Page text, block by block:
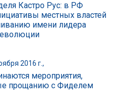
Кастро Рус: в РФ
местных властей
имени лидера
2016 г.,
мероприятия,
прощанию с Фиделем